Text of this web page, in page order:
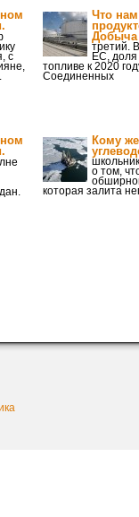
с
Что
Добыча
третий.
ЕС,
топливе к 2020
Соединенных
Кому
о том,
которая залита